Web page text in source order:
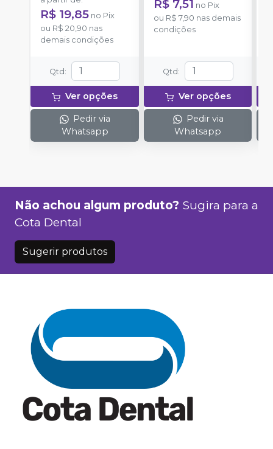
R$ 19,85 no Pix
ou R$ 20,90 nas
demais condições
Qtd :
Ver opções
Pedir via
Whatsapp
R$ 7,51 no Pix
ou R$ 7,90 nas demais
condições
Qtd :
Ver opções
Pedir via
Whatsapp
Não achou algum produto? Sugira para a
Cota Dental
Sugerir produtos